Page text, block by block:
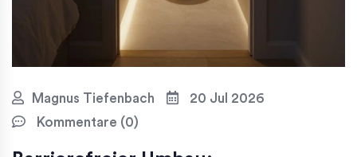
Magnus Tiefenbach
20 Jul 2026
Kommentare (0)